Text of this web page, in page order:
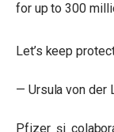
for up to 300
Let’s keep
— Ursula von der
Pfizer și